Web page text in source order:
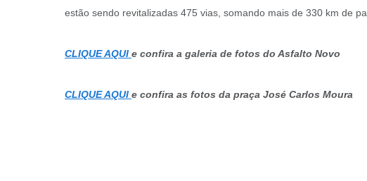
estão sendo revitalizadas 475 vias, somando mais de 330 km de
CLIQUE AQUI e confira a galeria de fotos do Asfalto Novo
CLIQUE AQUI e confira as fotos da praça José Carlos Moura